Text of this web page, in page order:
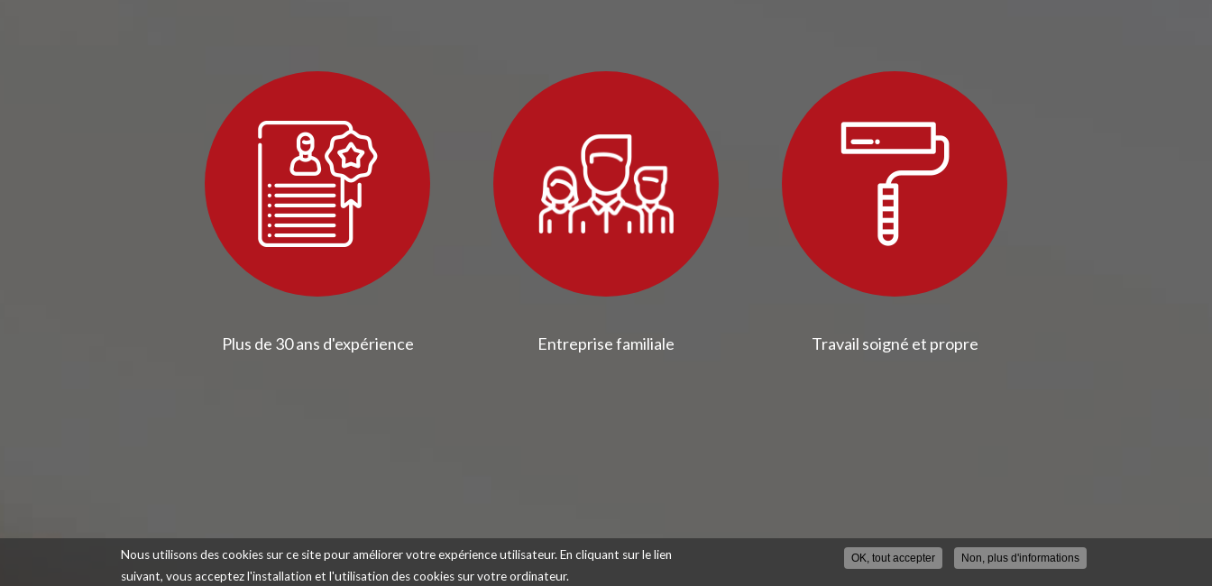
Plus de 30 ans d'expérience Entreprise familiale Travail soigné et propre
Nous utilisons des cookies sur ce site pour améliorer votre expérience utilisateur. En cliquant sur le lien
suivant, vous acceptez l'installation et l'utilisation des cookies sur votre ordinateur.
OK, tout accepter Non, plus d'informations